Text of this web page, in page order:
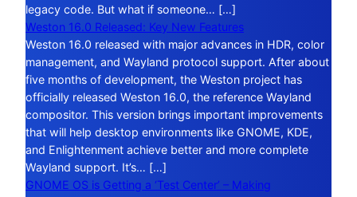
legacy code. But what if someone… […]
Weston 16.0 Released: Key New Features
Weston 16.0 released with major advances in HDR, color
management, and Wayland protocol support. After about
five months of development, the Weston project has
officially released Weston 16.0, the reference Wayland
compositor. This version brings important improvements
that will help desktop environments like GNOME, KDE,
and Enlightenment achieve better and more complete
Wayland support. It’s… […]
GNOME OS is Getting a ‘Test Center’ – Making